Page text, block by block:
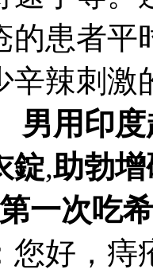
的患者平
辛辣刺激
男用印
錠,助勃
第一次吃
您好，痔